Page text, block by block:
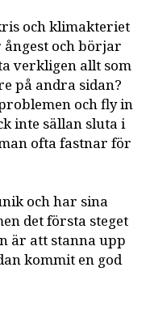
och klimakteriet
och börjar
verkligen allt som
på andra sidan?
och fly in
inte sällan sluta i
ofta fastnar för
och har sina
det första steget
är att stanna upp
kommit en god